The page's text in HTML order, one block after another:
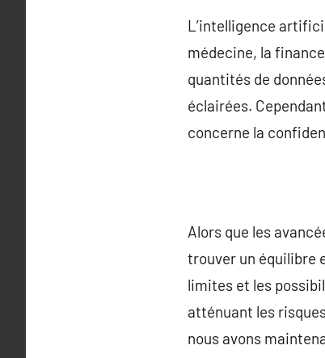
L’intelligence
médecine, la
quantités de
éclairées.
concerne la
Alors que les
trouver un équilibre
limites et les
atténuant les
nous avons